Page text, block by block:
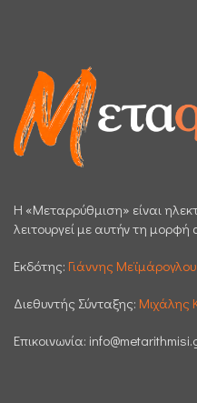
H «Μεταρρύθμιση» είναι
λειτουργεί με αυτήν τη
Εκδότης: Γιάννης Μεϊμάρογλου
Διεθυντής Σύνταξης: Μιχάλης
Επικοινωνία: